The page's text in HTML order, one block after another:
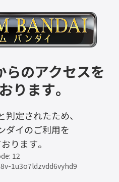
らのアクセスを
ります。
定されたため、
ダイのご利用を
ります。
12
1u3o7ldzvdd6vyhd9